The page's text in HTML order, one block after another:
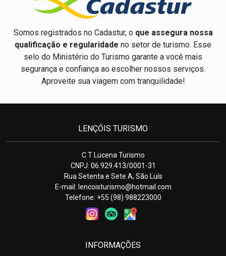
Somos registrados no Cadastur, o que assegura nossa
qualificação e regularidade no setor de turismo. Esse
selo do Ministério do Turismo garante a você mais
segurança e confiança ao escolher nossos serviços.
Aproveite sua viagem com tranquilidade!
LENÇÓIS TURISMO
C T Lucena Turismo
CNPJ: 06.929.413/0001-31
Rua Setenta e Sete A, São Luís
E-mail: lencoisturismo@hotmail.com
Telefone: +55 (98) 988223000
INFORMAÇÕES